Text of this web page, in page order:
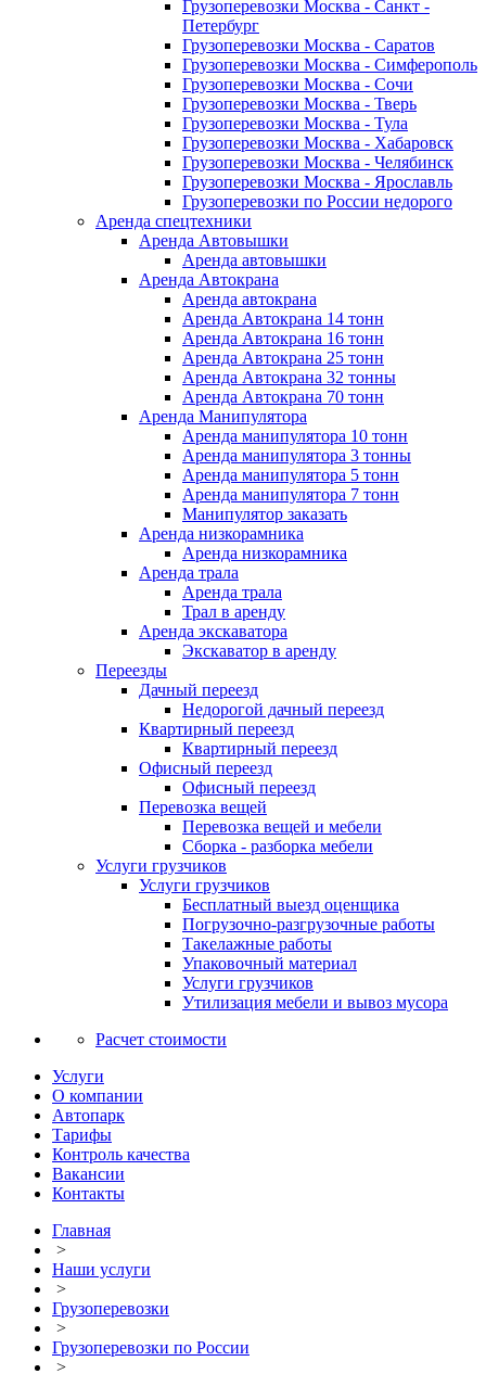
Грузоперевозки Москва - Санкт -
Петербург
Грузоперевозки Москва - Саратов
Грузоперевозки Москва - Симферополь
Грузоперевозки Москва - Сочи
Грузоперевозки Москва - Тверь
Грузоперевозки Москва - Тула
Грузоперевозки Москва - Хабаровск
Грузоперевозки Москва - Челябинск
Грузоперевозки Москва - Ярославль
Грузоперевозки по России недорого
Аренда спецтехники
Аренда Автовышки
Аренда автовышки
Аренда Автокрана
Аренда автокрана
Аренда Автокрана 14 тонн
Аренда Автокрана 16 тонн
Аренда Автокрана 25 тонн
Аренда Автокрана 32 тонны
Аренда Автокрана 70 тонн
Аренда Манипулятора
Аренда манипулятора 10 тонн
Аренда манипулятора 3 тонны
Аренда манипулятора 5 тонн
Аренда манипулятора 7 тонн
Манипулятор заказать
Аренда низкорамника
Аренда низкорамника
Аренда трала
Аренда трала
Трал в аренду
Аренда экскаватора
Экскаватор в аренду
Переезды
Дачный переезд
Недорогой дачный переезд
Квартирный переезд
Квартирный переезд
Офисный переезд
Офисный переезд
Перевозка вещей
Перевозка вещей и мебели
Сборка - разборка мебели
Услуги грузчиков
Услуги грузчиков
Бесплатный выезд оценщика
Погрузочно-разгрузочные работы
Такелажные работы
Упаковочный материал
Услуги грузчиков
Утилизация мебели и вывоз мусора
Расчет стоимости
Услуги
О компании
Автопарк
Тарифы
Контроль качества
Вакансии
Контакты
Главная
>
Наши услуги
>
Грузоперевозки
>
Грузоперевозки по России
>